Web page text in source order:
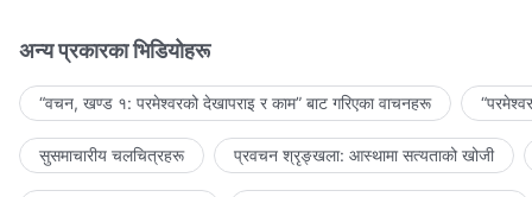
अन्य प्रकारका भिडियोहरू
“वचन, खण्ड १: परमेश्‍वरको देखापराइ र काम” बाट गरिएका वाचनहरू
सुसमाचारीय चलचित्रहरू प्रवचन श्रृङ्खला: आस्थामा सत्यताको खोजी